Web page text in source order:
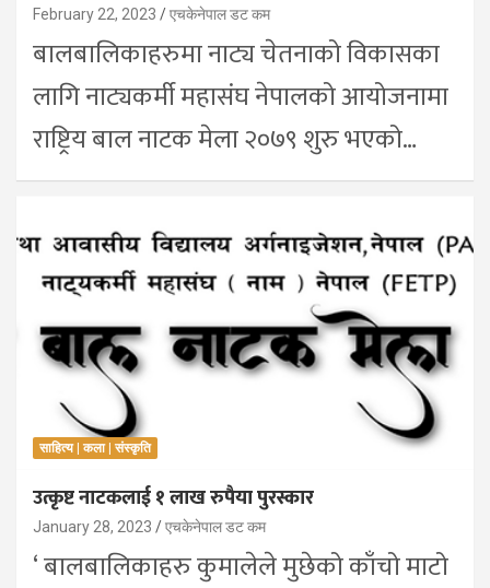
February 22, 2023 एचकेनेपाल डट कम
बालबालिकाहरुमा नाट्य चेतनाको विकासका
लागि नाट्यकर्मी महासंघ नेपालको आयोजनामा
राष्ट्रिय बाल नाटक मेला २०७९ शुरु भएको…
साहित्य | कला | संस्कृति
उत्कृष्ट नाटकलाई १ लाख रुपैया पुरस्कार
January 28, 2023 एचकेनेपाल डट कम
‘ बालबालिकाहरु कुमालेले मुछेको काँचो माटो